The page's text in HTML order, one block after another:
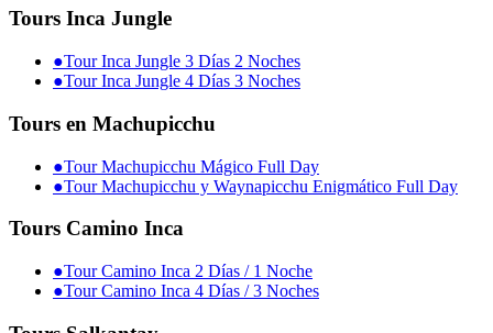
Tours Inca Jungle
●Tour Inca Jungle 3 Días 2 Noches
●Tour Inca Jungle 4 Días 3 Noches
Tours en Machupicchu
●Tour Machupicchu Mágico Full Day
●Tour Machupicchu y Waynapicchu Enigmático Full Day
Tours Camino Inca
●Tour Camino Inca 2 Días / 1 Noche
●Tour Camino Inca 4 Días / 3 Noches